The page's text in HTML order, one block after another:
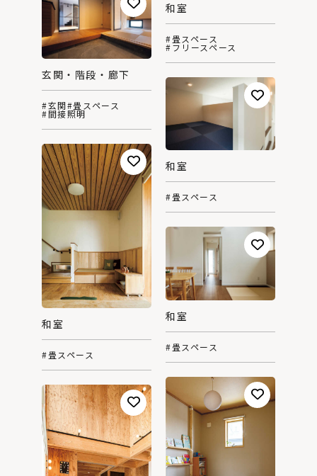
和室
#畳スペース
#フリースペース
玄関・階段・廊下
#玄関#畳スペース
#間接照明
和室
#畳スペース
和室
#畳スペース
和室
#畳スペース